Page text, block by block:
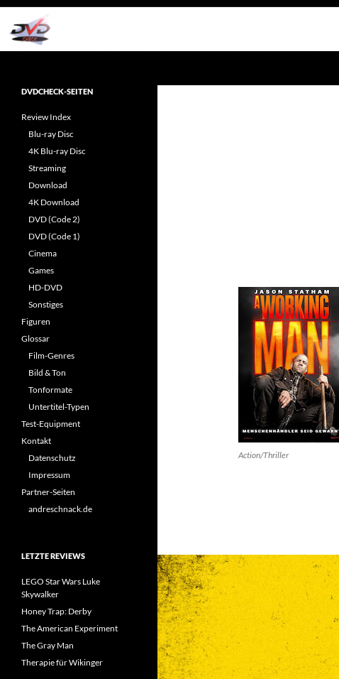
Zum
Inhalt
springen
Action/Thriller
Reviews rund ums Heimkino &
DVDCHECK-SEITEN
Review Index
Blu-ray Disc
4K Blu-ray Disc
Streaming
Download
4K Download
DVD (Code 2)
DVD (Code 1)
Cinema
Games
HD-DVD
Sonstiges
Figuren
Glossar
Film-Genres
Bild & Ton
Tonformate
Untertitel-Typen
Test-Equipment
Kontakt
Datenschutz
Impressum
Partner-Seiten
andreschnack.de
LETZTE REVIEWS
LEGO Star Wars Luke
Skywalker
Honey Trap: Derby
The American Experiment
The Gray Man
Therapie für Wikinger